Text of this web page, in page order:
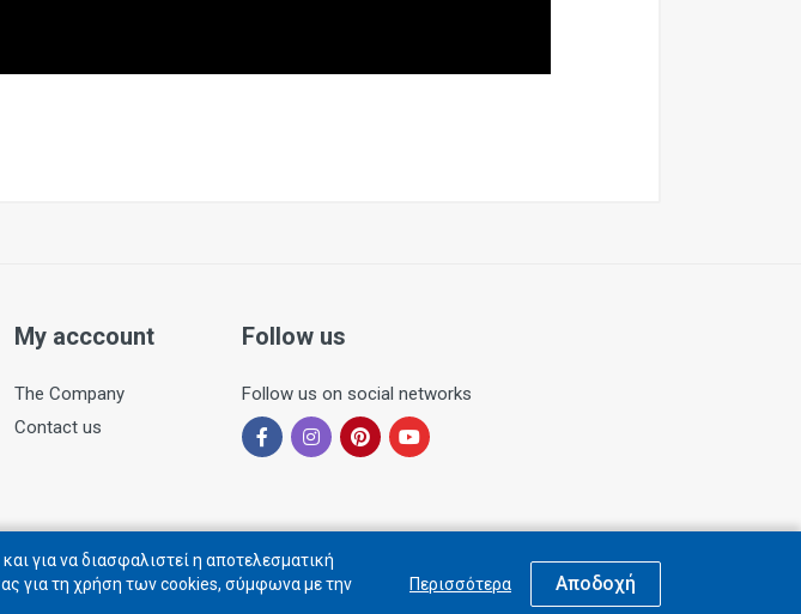
My acccount
The Company
Contact us
Follow us
Follow us on social networks
για να διασφαλιστεί η αποτελεσματική
για τη χρήση των cookies, σύμφωνα με την
Περισσότερα Αποδοχή